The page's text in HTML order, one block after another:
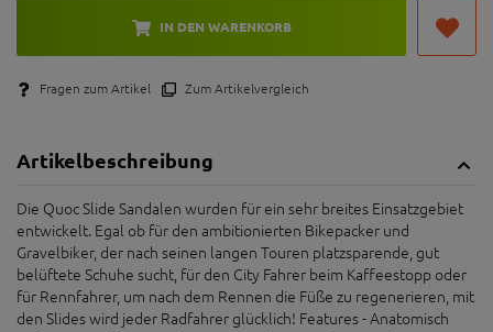
IN DEN WARENKORB
Fragen zum Artikel Zum Artikelvergleich
Artikelbeschreibung
Die Quoc Slide Sandalen wurden für ein sehr breites Einsatzgebiet
entwickelt. Egal ob für den ambitionierten Bikepacker und
Gravelbiker, der nach seinen langen Touren platzsparende, gut
belüftete Schuhe sucht, für den City Fahrer beim Kaffeestopp oder
für Rennfahrer, um nach dem Rennen die Füße zu regenerieren, mit
den Slides wird jeder Radfahrer glücklich! Features - Anatomisch